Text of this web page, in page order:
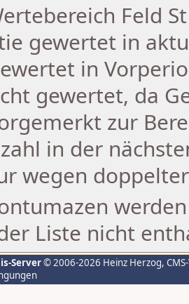
Feld
gewertet in
in
gewertet, da
zur
in der
wegen
Liste nicht
Server© 2006-2026 Heinz Herzog,